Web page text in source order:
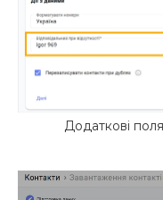
Додаткові